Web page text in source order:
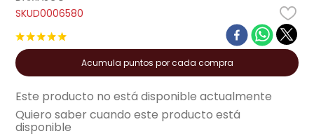
D0006580
★★★★★
Acumula puntos por cada compra
Este producto no está disponible actualmente
Quiero saber cuando este producto está
disponible
neveras
7. televisor
licuadora
9. aire-acondicionado
10. tv